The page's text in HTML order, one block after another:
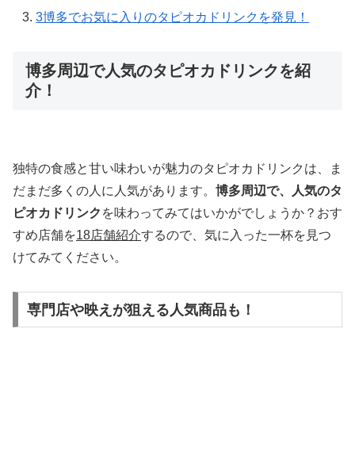
3博多でお気に入りのタピオカドリンクを発見！
博多周辺で人気のタピオカドリンクを紹
介！
独特の食感と甘い味わいが魅力のタピオカドリンクは、ま
だまだ多くの人に人気があります。 博多周辺で、人気のタ
ピオカドリンク を味わってみてはいかがでしょうか？おす
すめ店舗を18店舗紹介するので、気に入った一杯を見つ
けてみてください。
専門店や映えが狙える人気商品も！